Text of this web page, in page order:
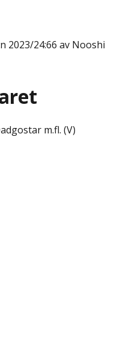
2023/24:66 av Nooshi
m.fl. (V)